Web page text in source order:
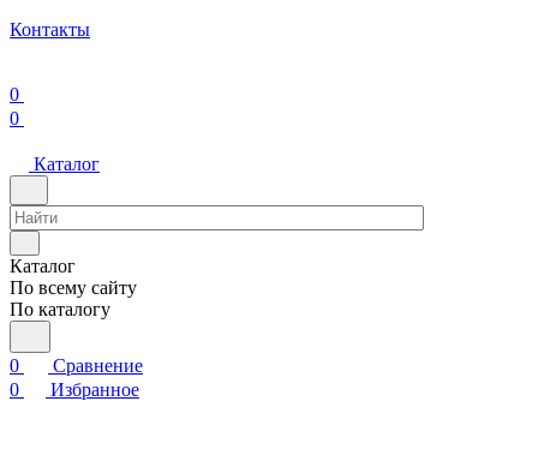
Контакты
0
0
Каталог
Каталог
По всему сайту
По каталогу
0
Сравнение
0
Избранное